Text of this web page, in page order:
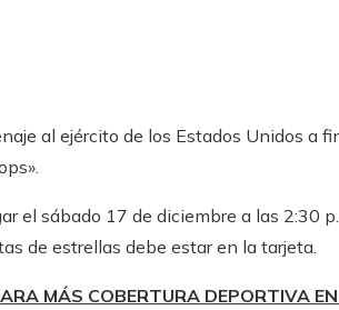
al ejército de los Estados Unidos a
el sábado 17 de diciembre a las 2:30
de estrellas debe estar en la tarjeta.
MÁS COBERTURA DEPORTIVA